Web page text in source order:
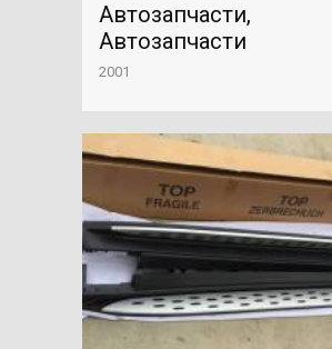
Автозапчасти,
Автозапчасти
2001